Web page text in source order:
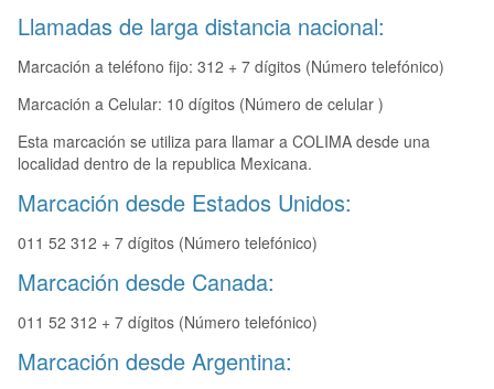
Llamadas de larga distancia nacional:
Marcación a teléfono fijo: 312 + 7 dígitos (Número telefónico)
Marcación a Celular: 10 dígitos (Número de celular )
Esta marcación se utiliza para llamar a COLIMA desde una
localidad dentro de la republica Mexicana.
Marcación desde Estados Unidos:
011 52 312 + 7 dígitos (Número telefónico)
Marcación desde Canada:
011 52 312 + 7 dígitos (Número telefónico)
Marcación desde Argentina: